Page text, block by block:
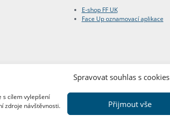
Spravovat souhlas s cookies
s cílem vylepšení
zdroje návštěvnosti.
Přijmout vše
E-shop FF UK
Face Up oznamovací aplikace